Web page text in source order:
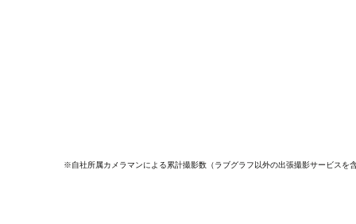
※自社所属カメラマンによる累計撮影数（ラブグラフ以外の出張撮影サービスを